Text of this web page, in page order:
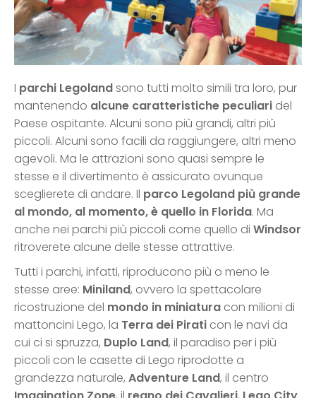
I parchi Legolandsono tutti molto simili tra loro, pur
mantenendo alcune caratteristiche peculiari del
Paese ospitante. Alcuni sono più grandi, altri più
piccoli. Alcuni sono facili da raggiungere, altri meno
agevoli. Ma le attrazioni sono quasi sempre le
stesse e il divertimento è assicurato ovunque
sceglierete di andare. Il parco Legoland più grande
al mondo, al momento, è quello in Florida. Ma
anche nei parchi più piccoli come quello di Windsor
ritroverete alcune delle stesse attrattive.
Tutti i parchi, infatti, riproducono più o meno le
stesse aree: Miniland, ovvero la spettacolare
ricostruzione del mondo in miniatura con milioni di
mattoncini Lego, la Terra dei Pirati con le navi da
cui ci si spruzza, Duplo Land, il paradiso per i più
piccoli con le casette di Lego riprodotte a
grandezza naturale, Adventure Land, il centro